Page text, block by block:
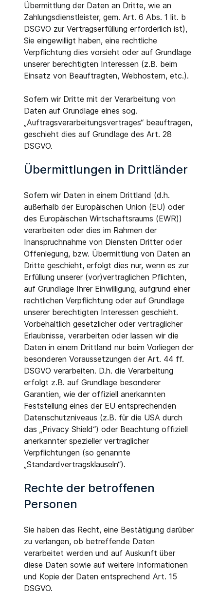
Übermittlung der Daten an Dritte, wie an
Zahlungsdienstleister, gem. Art. 6 Abs. 1 lit. b
DSGVO zur Vertragserfüllung erforderlich ist),
Sie eingewilligt haben, eine rechtliche
Verpflichtung dies vorsieht oder auf Grundlage
unserer berechtigten Interessen (z.B. beim
Einsatz von Beauftragten, Webhostern, etc.).
Sofern wir Dritte mit der Verarbeitung von
Daten auf Grundlage eines sog.
„Auftragsverarbeitungsvertrages“ beauftragen,
geschieht dies auf Grundlage des Art. 28
DSGVO.
Übermittlungen in Drittländer
Sofern wir Daten in einem Drittland (d.h.
außerhalb der Europäischen Union (EU) oder
des Europäischen Wirtschaftsraums (EWR))
verarbeiten oder dies im Rahmen der
Inanspruchnahme von Diensten Dritter oder
Offenlegung, bzw. Übermittlung von Daten an
Dritte geschieht, erfolgt dies nur, wenn es zur
Erfüllung unserer (vor)vertraglichen Pflichten,
auf Grundlage Ihrer Einwilligung, aufgrund einer
rechtlichen Verpflichtung oder auf Grundlage
unserer berechtigten Interessen geschieht.
Vorbehaltlich gesetzlicher oder vertraglicher
Erlaubnisse, verarbeiten oder lassen wir die
Daten in einem Drittland nur beim Vorliegen der
besonderen Voraussetzungen der Art. 44 ff.
DSGVO verarbeiten. D.h. die Verarbeitung
erfolgt z.B. auf Grundlage besonderer
Garantien, wie der offiziell anerkannten
Feststellung eines der EU entsprechenden
Datenschutzniveaus (z.B. für die USA durch
das „Privacy Shield“) oder Beachtung offiziell
anerkannter spezieller vertraglicher
Verpflichtungen (so genannte
„Standardvertragsklauseln“).
Rechte der betroffenen
Personen
Sie haben das Recht, eine Bestätigung darüber
zu verlangen, ob betreffende Daten
verarbeitet werden und auf Auskunft über
diese Daten sowie auf weitere Informationen
und Kopie der Daten entsprechend Art. 15
DSGVO.